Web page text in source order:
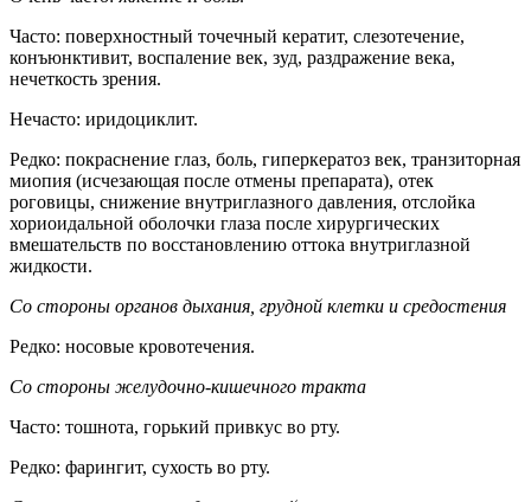
Часто: поверхностный точечный кератит, слезотечение,
конъюнктивит, воспаление век, зуд, раздражение века,
нечеткость зрения.
Нечасто: иридоциклит.
Редко: покраснение глаз, боль, гиперкератоз век, транзиторная
миопия (исчезающая после отмены препарата), отек
роговицы, снижение внутриглазного давления, отслойка
хориоидальной оболочки глаза после хирургических
вмешательств по восстановлению оттока внутриглазной
жидкости.
Со стороны органов дыхания, грудной клетки и средостения
Редко: носовые кровотечения.
Со стороны желудочно-кишечного тракта
Часто: тошнота, горький привкус во рту.
Редко: фарингит, сухость во рту.